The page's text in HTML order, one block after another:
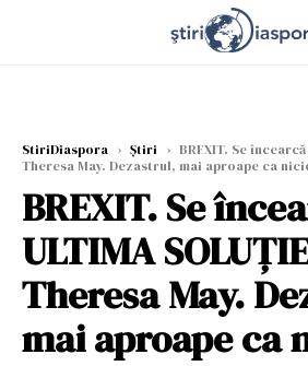
StiriDiaspora › Știri › BREXIT. Se
Theresa May. Dezastrul, mai aproape ca
BREXIT. Se
ULTIMA
Theresa May.
mai aproape ca